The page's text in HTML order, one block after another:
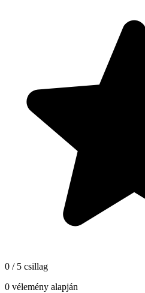
0 / 5 csillag
0 vélemény alapján